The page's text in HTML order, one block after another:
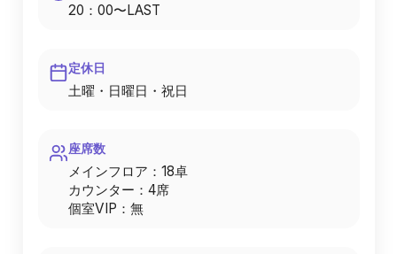
20：00〜LAST
定休日
土曜・日曜日・祝日
座席数
メインフロア：18卓
カウンター：4席
個室VIP：無